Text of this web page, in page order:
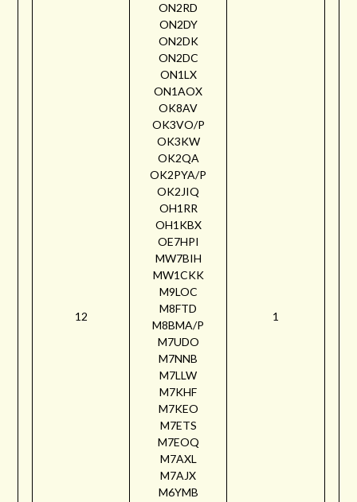
12
ON2RD
ON2DY
ON2DK
ON2DC
ON1LX
ON1AOX
OK8AV
OK3VO/P
OK3KW
OK2QA
OK2PYA/P
OK2JIQ
OH1RR
OH1KBX
OE7HPI
MW7BIH
MW1CKK
M9LOC
M8FTD
M8BMA/P
M7UDO
M7NNB
M7LLW
M7KHF
M7KEO
M7ETS
M7EOQ
M7AXL
M7AJX
M6YMB
1